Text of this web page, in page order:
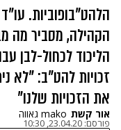
הלהט"בופוביות.
הקהילה, מסביר מה
הליכוד לכחול-לבן
זכויות להט"ב: "לא
את הזכויות שלנו"
אור קשת mako גאווה
פורסם: 23.04.20, 10:30